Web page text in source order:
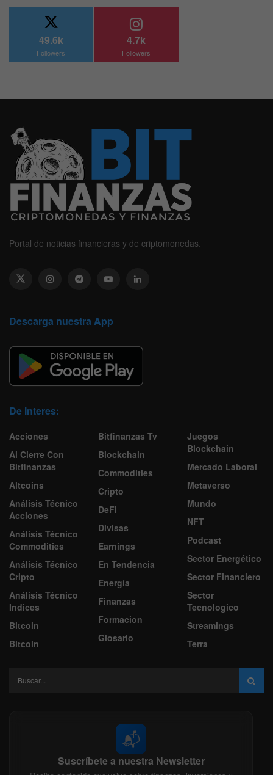
49.6k
Followers
4.7k
Followers
Portal de noticias financieras y de criptomonedas.
Descarga nuestra App
De Interes:
Acciones
Al Cierre Con
Bitfinanzas
Altcoins
Análisis Técnico
Acciones
Análisis Técnico
Commodities
Análisis Técnico
Cripto
Análisis Técnico
Indices
Bitcoin
Bitcoin
Bitfinanzas Tv
Blockchain
Commodities
Cripto
DeFi
Divisas
Earnings
En Tendencia
Energía
Finanzas
Formacion
Glosario
Juegos
Blockchain
Mercado Laboral
Metaverso
Mundo
NFT
Podcast
Sector Energético
Sector Financiero
Sector
Tecnologico
Streamings
Terra
📬
Suscríbete a nuestra Newsletter